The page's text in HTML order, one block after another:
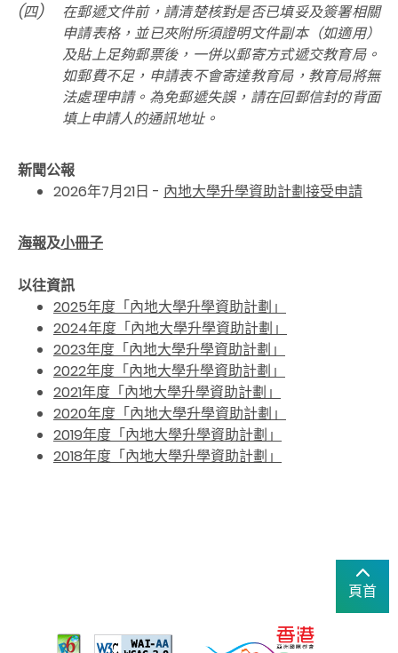
(四)
在郵遞文件前，請清楚核對是否已填妥及簽署相關
申請表格，並已夾附所須證明文件副本（如適用）
及貼上足夠郵票後，一併以郵寄方式遞交教育局。
如郵費不足，申請表不會寄達教育局，教育局將無
法處理申請。為免郵遞失誤，請在回郵信封的背面
填上申請人的通訊地址。
新聞公報
2026年7月21日 - 內地大學升學資助計劃接受申請
海報及小冊子
以往資訊
2025年度「內地大學升學資助計劃」
2024年度「內地大學升學資助計劃」
2023年度「內地大學升學資助計劃」
2022年度「內地大學升學資助計劃」
2021年度「內地大學升學資助計劃」
2020年度「內地大學升學資助計劃」
2019年度「內地大學升學資助計劃」
2018年度「內地大學升學資助計劃」
頁首